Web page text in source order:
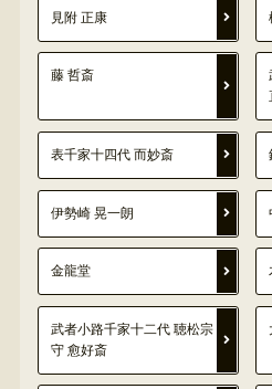
見附 正康
藤 哲斎
表千家十四代 而妙斎
伊勢崎 晃一朗
金龍堂
武者小路千家十二代 聴松宗
守 愈好斎